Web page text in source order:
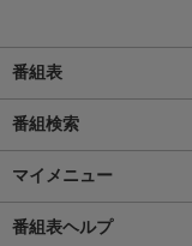
番組表
番組検索
マイメニュー
番組表ヘルプ